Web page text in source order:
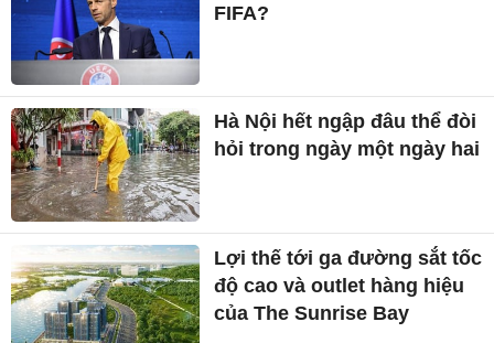
FIFA?
Hà Nội hết ngập đâu thể đòi
hỏi trong ngày một ngày hai
Lợi thế tới ga đường sắt tốc
độ cao và outlet hàng hiệu
của The Sunrise Bay